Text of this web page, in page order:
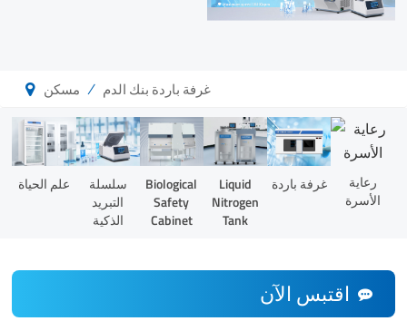
مسكن / غرفة باردة بنك الدم
علم الحياة
سلسلة
التبريد
الذكية
Biological
Safety
Cabinet
Liquid
Nitrogen
Tank
غرفة باردة
رعاية
الأسرة
اقتبس الآن